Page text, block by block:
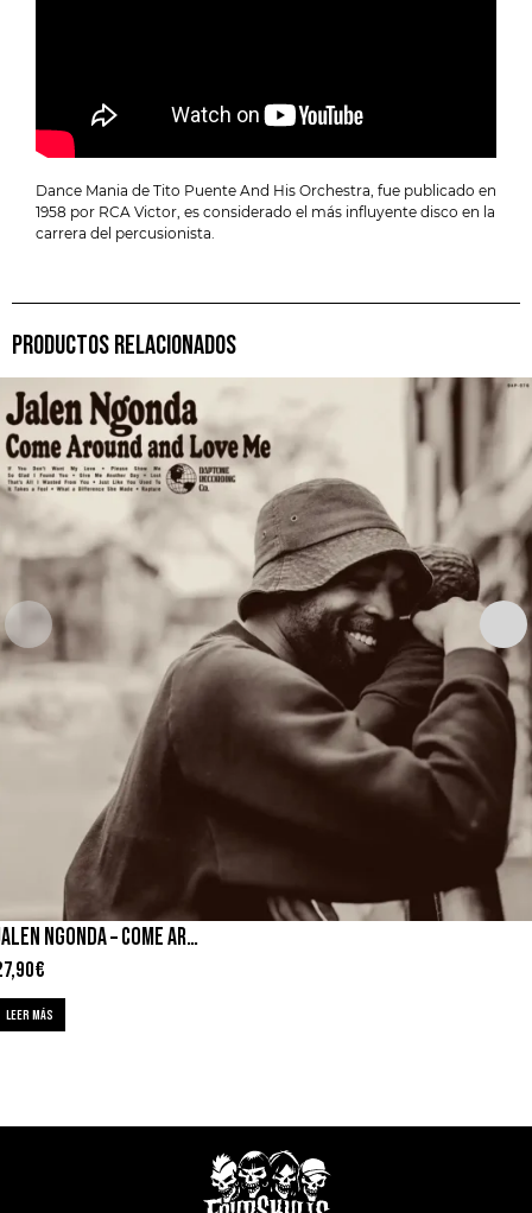
Dance Mania de Tito Puente And His Orchestra, fue publicado en
1958 por RCA Victor, es considerado el más influyente disco en la
carrera del percusionista.
PRODUCTOS RELACIONADOS
JALEN NGONDA – COME AROUND AND LOVE ME
€
LEER MÁS